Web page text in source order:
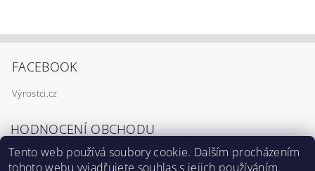
FACEBOOK
Výrostci.cz
HODNOCENÍ OBCHODU
Tento web používá soubory cookie. Dalším procházením
tohoto webu vyjadřujete souhlas s jejich používáním.